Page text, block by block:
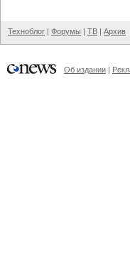
Техноблог | Форумы | ТВ | Архив
Об издании |